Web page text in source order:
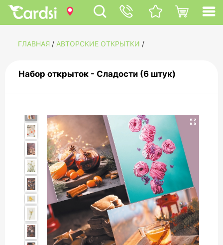
ГЛАВНАЯ / АВТОРСКИЕ ОТКРЫТКИ /
Набор открыток - Сладости (6 штук)